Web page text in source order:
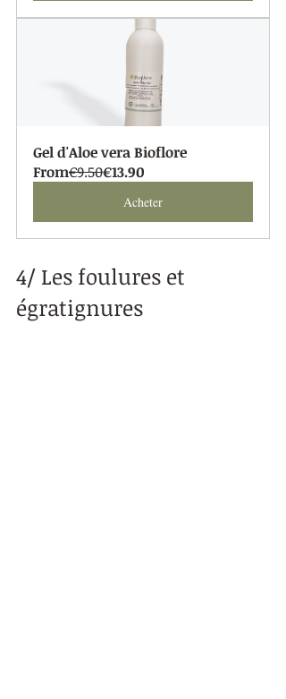
Gel d'Aloe vera Bioflore
From€9.50€13.90
Acheter
4/ Les foulures et
égratignures